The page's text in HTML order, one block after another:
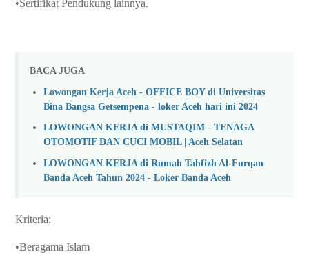
•Sertifikat Pendukung lainnya.
BACA JUGA
Lowongan Kerja Aceh - OFFICE BOY di Universitas
Bina Bangsa Getsempena - loker Aceh hari ini 2024
LOWONGAN KERJA di MUSTAQIM - TENAGA
OTOMOTIF DAN CUCI MOBIL | Aceh Selatan
LOWONGAN KERJA di Rumah Tahfizh Al-Furqan
Banda Aceh Tahun 2024 - Loker Banda Aceh
Kriteria:
•Beragama Islam